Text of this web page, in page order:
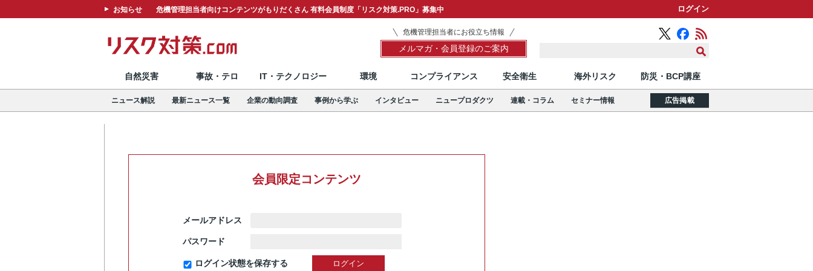
お知らせ 危機管理担当者向けコンテンツがもりだくさん 有料会員制度「リスク対策.PRO」募集中 ログイン
危機管理担当者にお役立ち情報
メルマガ・会員登録のご案内
自然災害 事故・テロ IT・テクノロジー 環境 コンプライアンス 安全衛生 海外リスク 防災・BCP講座
ニュース解説 最新ニュース一覧 企業の動向調査 事例から学ぶ インタビュー ニュープロダクツ 連載・コラム セミナー情報 広告掲載
会員限定コンテンツ
メールアドレス
パスワード
ログイン状態を保存する